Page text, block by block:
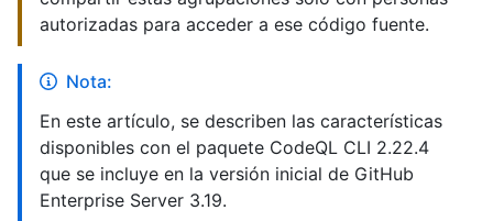
autorizadas para acceder a ese código fuente.
Nota:
En este artículo, se describen las características
disponibles con el paquete CodeQL CLI 2.22.4
que se incluye en la versión inicial de GitHub
Enterprise Server 3.19.